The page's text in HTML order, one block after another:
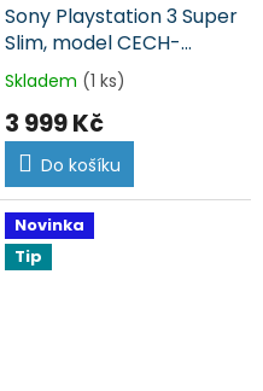
Sony Playstation 3 Super
Slim, model CECH-
4204A, černá (PS3)
Skladem (1 ks)
3 999 Kč
Do košíku
Novinka
Tip